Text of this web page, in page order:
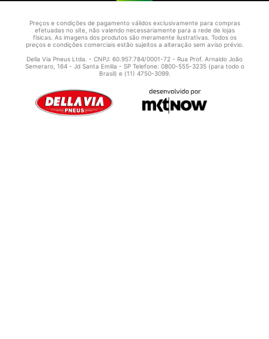
Preços e condições de pagamento válidos exclusivamente para compras
efetuadas no site, não valendo necessariamente para a rede de lojas
físicas. As imagens dos produtos são meramente ilustrativas. Todos os
preços e condições comerciais estão sujeitos a alteração sem aviso prévio.
Della Via Pneus Ltda. - CNPJ: 60.957.784/0001-72 - Rua Prof. Arnaldo João
Semeraro, 164 - Jd Santa Emilia - SP Telefone: 0800-555-3235 (para todo o
Brasil) e (11) 4750-3099.